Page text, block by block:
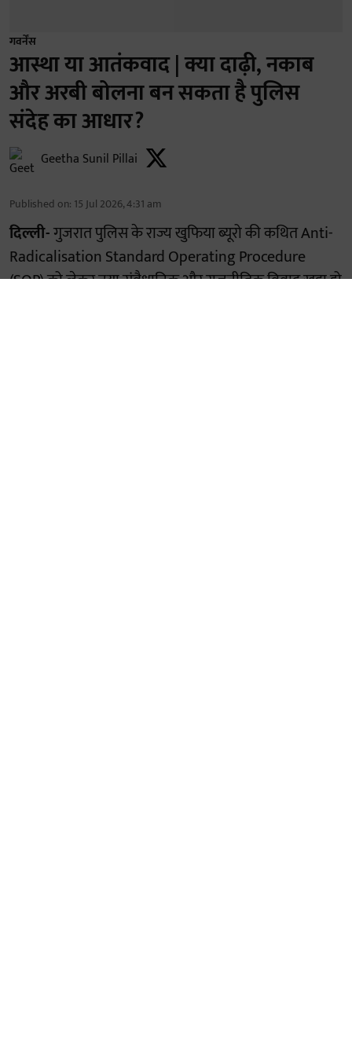
गवर्नेंस
आस्था या आतंकवाद | क्या दाढ़ी, नकाब
और अरबी बोलना बन सकता है पुलिस
संदेह का आधार?
Geetha Sunil Pillai
Published on: 15 Jul 2026, 4:31 am
दिल्ली-गुजरात पुलिस के राज्य खुफिया ब्यूरो की कथित Anti-
Radicalisation Standard Operating Procedure
(SOP) को लेकर नया संवैधानिक और राजनीतिक विवाद खड़ा हो